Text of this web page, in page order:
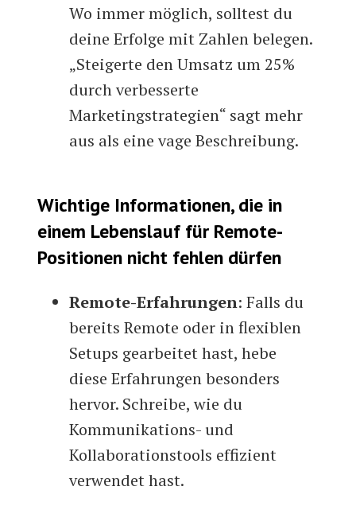
Wo immer möglich, solltest du
deine Erfolge mit Zahlen belegen.
„Steigerte den Umsatz um 25%
durch verbesserte
Marketingstrategien“ sagt mehr
aus als eine vage Beschreibung.
Wichtige Informationen, die in
einem Lebenslauf für Remote-
Positionen nicht fehlen dürfen
Remote-Erfahrungen: Falls du
bereits Remote oder in flexiblen
Setups gearbeitet hast, hebe
diese Erfahrungen besonders
hervor. Schreibe, wie du
Kommunikations- und
Kollaborationstools effizient
verwendet hast.